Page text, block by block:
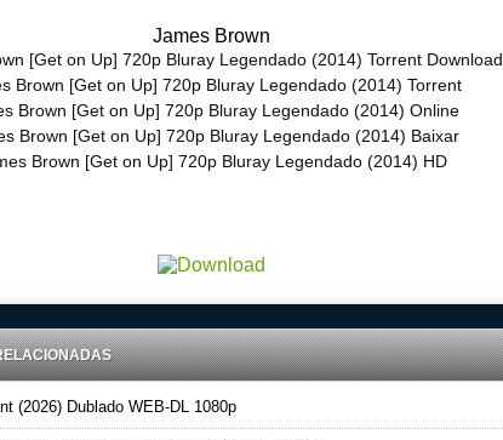
James Brown
[Get on Up] 720p Bluray Legendado (2014) Torrent Download
Brown [Get on Up] 720p Bluray Legendado (2014) Torrent
Brown [Get on Up] 720p Bluray Legendado (2014) Online
Brown [Get on Up] 720p Bluray Legendado (2014) Baixar
Brown [Get on Up] 720p Bluray Legendado (2014) HD
(2026) Dublado WEB-DL 1080p